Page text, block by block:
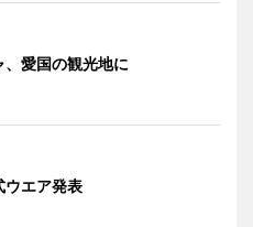
、愛国の観光地に
ウエア発表